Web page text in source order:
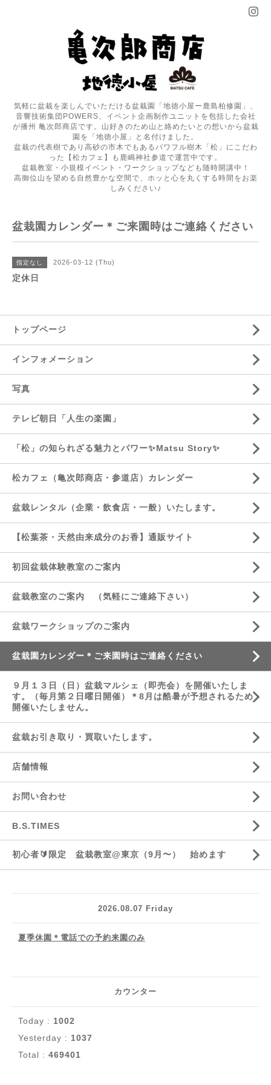
気軽に盆栽を楽しんでいただける盆栽園「地徳小屋ー鹿島柏修園」、
音響技術集団POWERS、イベント企画制作ユニットを包括した会社
が播州 亀次郎商店です。山好きのため山と絡めたいとの想いから盆栽
園を「地徳小屋」と名付けました。
盆栽の代表樹であり高砂の市木でもあるパワフル樹木「松」にこだわ
った【松カフェ】も鹿嶋神社参道で運営中です。
盆栽教室・小規模イベント・ワークショップなども随時開講中！
高御位山を望める自然豊かな空間で、ホッと心を丸くする時間をお楽
しみください♪
盆栽園カレンダー＊ご来園時はご連絡ください
指定なし 2026-03-12 (Thu)
定休日
トップページ
インフォメーション
写真
テレビ朝日「人生の楽園」
「松」の知られざる魅力とパワー✨Matsu Story✨
松カフェ（亀次郎商店・参道店）カレンダー
盆栽レンタル（企業・飲食店・一般）いたします。
【松葉茶・天然由来成分のお香】通販サイト
初回盆栽体験教室のご案内
盆栽教室のご案内 （気軽にご連絡下さい）
盆栽ワークショップのご案内
盆栽園カレンダー＊ご来園時はご連絡ください
９月１３日（日）盆栽マルシェ（即売会）を開催いたしま
す。（毎月第２日曜日開催）＊8月は酷暑が予想されるため
開催いたしません。
盆栽お引き取り・買取いたします。
店舗情報
お問い合わせ
B.S.TIMES
初心者🔰限定 盆栽教室@東京（9月〜） 始めます
2026.08.07 Friday
夏季休園＊電話での予約来園のみ
カウンター
Today : 1002
Yesterday : 1037
Total : 469401